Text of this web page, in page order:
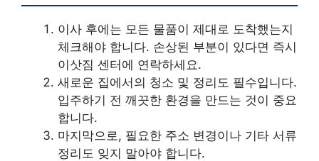
이사 후에는 모든 물품이 제대로 도착했는지
체크해야 합니다. 손상된 부분이 있다면 즉시
이삿짐 센터에 연락하세요.
새로운 집에서의 청소 및 정리도 필수입니다.
입주하기 전 깨끗한 환경을 만드는 것이 중요
합니다.
마지막으로, 필요한 주소 변경이나 기타 서류
정리도 잊지 말아야 합니다.